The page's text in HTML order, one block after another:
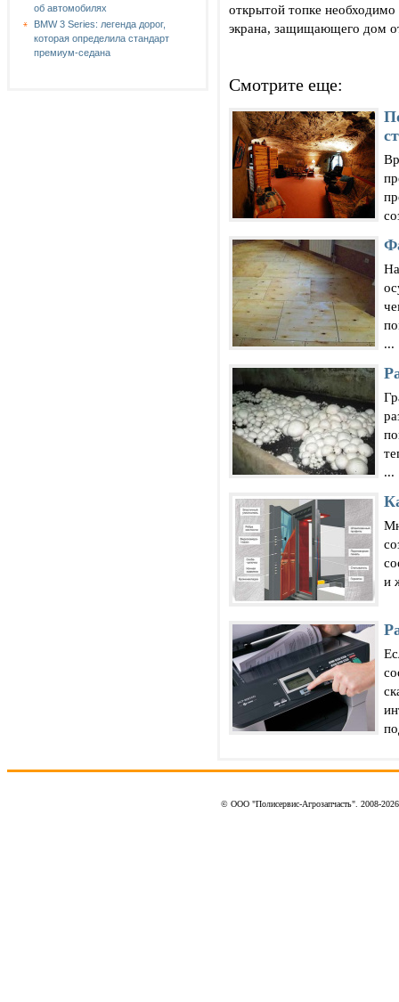
об автомобилях
BMW 3 Series: легенда дорог,
которая определила стандарт
премиум-седана
открытой топке
экрана, защищающего дом
Смотрите еще:
...
...
и
© ООО "Полисервис-Агрозапчасть". 2008-